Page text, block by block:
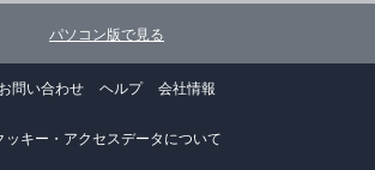
パソコン版で見る
お問い合わせ ヘルプ 会社情報
ッキー・アクセスデータについて